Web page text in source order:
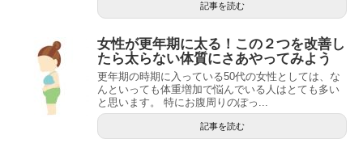
記事を読む
女性が更年期に太る！この２つを改善し
たら太らない体質にさあやってみよう
更年期の時期に入っている50代の女性としては、な
んといっても体重増加で悩んでいる人はとても多い
と思います。 特にお腹周りのぽっ...
記事を読む